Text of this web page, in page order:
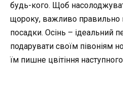
будь-кого. Щоб
щороку, важливо правильно
посадки. Осінь – ідеальний
подарувати своїм півоніям
їм пишне цвітіння